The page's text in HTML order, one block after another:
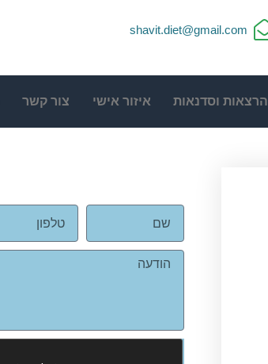
shavit.diet@gmail.com
הרצאות וסדנאות איזור אישי צור קשר